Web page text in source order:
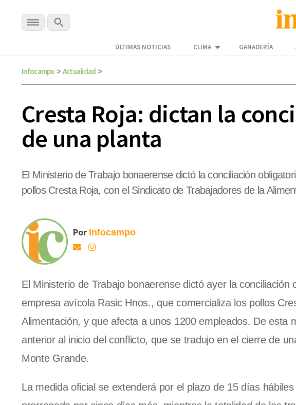
ÚLTIMAS NOTICIAS CLIMA GANADERÍA
Infocampo > Actualidad >
Cresta Roja: dictan la
de una planta
El Ministerio de Trabajo bonaerense dictó la conciliación
pollos Cresta Roja, con el Sindicato de Trabajadores de la
Por Infocampo
El Ministerio de Trabajo bonaerense dictó ayer la
empresa avícola Rasic Hnos., que comercializa los pollos
Alimentación, y que afecta a unos 1200 empleados. De esta
anterior al inicio del conflicto, que se tradujo en el cierre de
Monte Grande.
La medida oficial se extenderá por el plazo de 15 días